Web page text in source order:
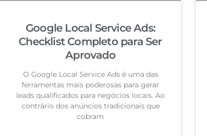
Google Local Service Ads:
Checklist Completo para Ser
Aprovado
O Google Local Service Ads é uma das
ferramentas mais poderosas para gerar
leads qualificados para negócios locais. Ao
contrário dos anúncios tradicionais que
cobram